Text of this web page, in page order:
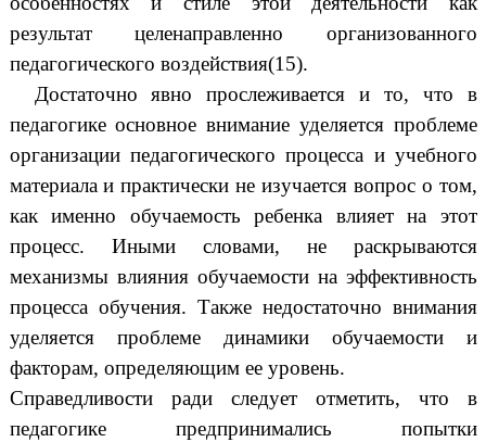
результат целенаправленно организованного
педагогического воздействия(15).
Достаточно явно прослеживается и то, что в
педагогике основное внимание уделяется проблеме
организации педагогического процесса и учебного
материала и практически не изучается вопрос о том,
как именно обучаемость ребенка влияет на этот
процесс. Иными словами, не раскрываются
механизмы влияния обучаемости на эффективность
процесса обучения. Также недостаточно внимания
уделяется проблеме динамики обучаемости и
факторам, определяющим ее уровень.
Справедливости ради следует отметить, что в
педагогике предпринимались попытки